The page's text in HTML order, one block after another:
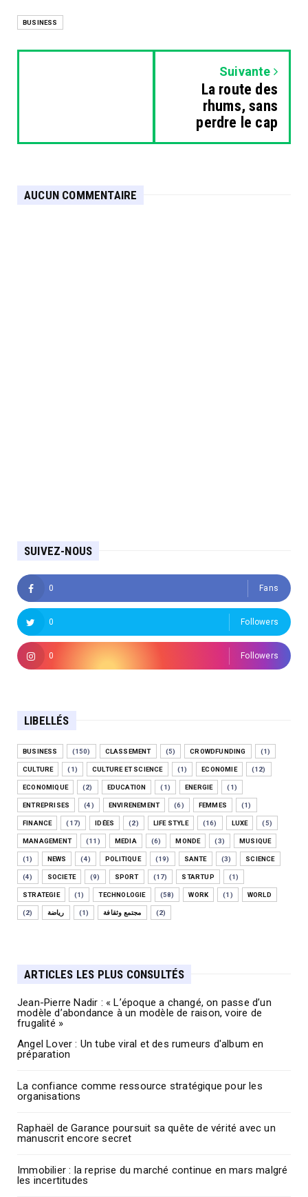
BUSINESS
Suivante
La route des
rhums, sans
perdre le cap
AUCUN COMMENTAIRE
SUIVEZ-NOUS
0 Fans
0 Followers
0 Followers
LIBELLÉS
BUSINESS (150) CLASSEMENT (5) CROWDFUNDING (1)
CULTURE (1) CULTURE ET SCIENCE (1) ECONOMIE (12)
ECONOMIQUE (2) EDUCATION (1) ENERGIE (1)
ENTREPRISES (4) ENVIRENEMENT (6) FEMMES (1)
FINANCE (17) IDÉES (2) LIFE STYLE (16) LUXE (5)
MANAGEMENT (11) MEDIA (6) MONDE (3) MUSIQUE
(1) NEWS (4) POLITIQUE (19) SANTE (3) SCIENCE
(4) SOCIETE (9) SPORT (17) STARTUP (1)
STRATEGIE (1) TECHNOLOGIE (58) WORK (1) WORLD
(2) رياضة (1) مجتمع وثقافة (2)
ARTICLES LES PLUS CONSULTÉS
Jean-Pierre Nadir : « L’époque a changé, on passe d’un
modèle d’abondance à un modèle de raison, voire de
frugalité »
Angel Lover : Un tube viral et des rumeurs d'album en
préparation
La confiance comme ressource stratégique pour les
organisations
Raphaël de Garance poursuit sa quête de vérité avec un
manuscrit encore secret
Immobilier : la reprise du marché continue en mars malgré
les incertitudes